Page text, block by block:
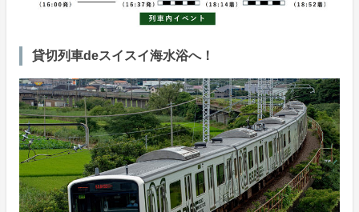
貸切列車deスイスイ海水浴へ！